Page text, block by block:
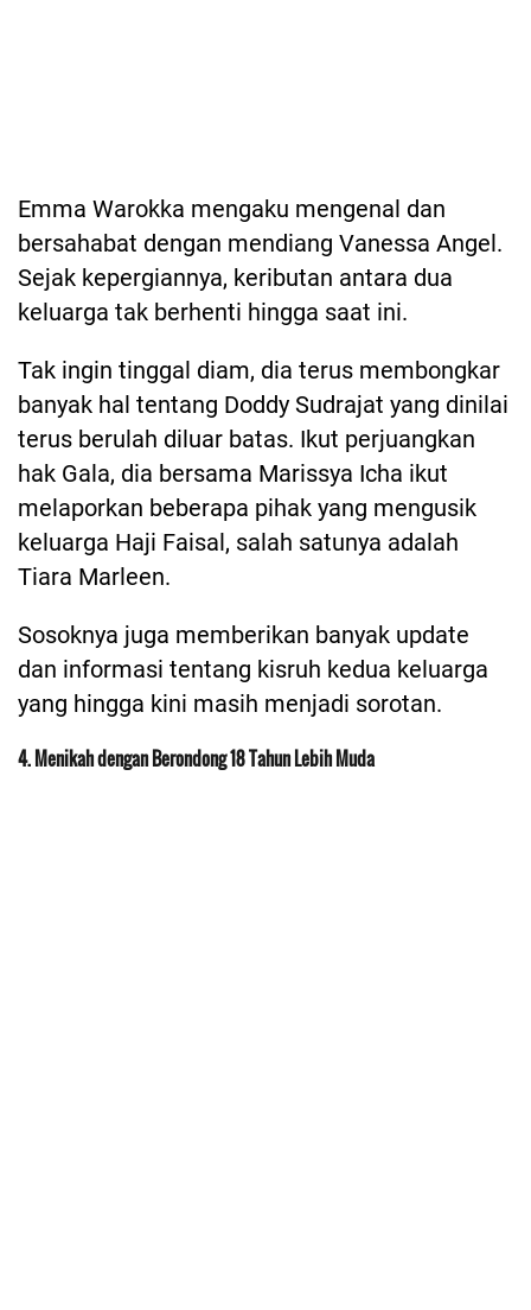
Emma Warokka mengaku mengenal dan
bersahabat dengan mendiang Vanessa Angel.
Sejak kepergiannya, keributan antara dua
keluarga tak berhenti hingga saat ini.
Tak ingin tinggal diam, dia terus membongkar
banyak hal tentang Doddy Sudrajat yang dinilai
terus berulah diluar batas. Ikut perjuangkan
hak Gala, dia bersama Marissya Icha ikut
melaporkan beberapa pihak yang mengusik
keluarga Haji Faisal, salah satunya adalah
Tiara Marleen.
Sosoknya juga memberikan banyak update
dan informasi tentang kisruh kedua keluarga
yang hingga kini masih menjadi sorotan.
4. Menikah dengan Berondong 18 Tahun Lebih Muda